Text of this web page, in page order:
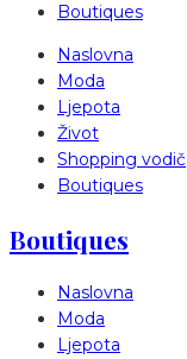
Boutiques
Naslovna
Moda
Ljepota
Život
Shopping vodič
Boutiques
Boutiques
Naslovna
Moda
Ljepota